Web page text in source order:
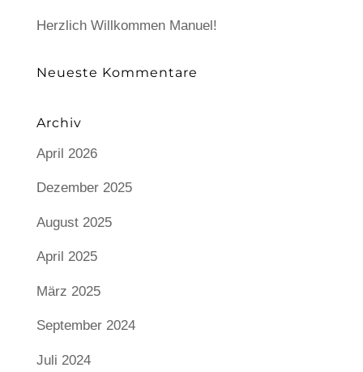
Herzlich Willkommen Manuel!
Neueste Kommentare
Archiv
April 2026
Dezember 2025
August 2025
April 2025
März 2025
September 2024
Juli 2024